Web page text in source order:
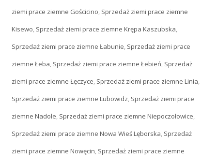
ziemi prace ziemne Gościcino, Sprzedaż ziemi prace ziemne
Kisewo, Sprzedaż ziemi prace ziemne Krępa Kaszubska,
Sprzedaż ziemi prace ziemne Łabunie, Sprzedaż ziemi prace
ziemne Łeba, Sprzedaż ziemi prace ziemne Łebień, Sprzedaż
ziemi prace ziemne Łęczyce, Sprzedaż ziemi prace ziemne Linia,
Sprzedaż ziemi prace ziemne Lubowidz, Sprzedaż ziemi prace
ziemne Nadole, Sprzedaż ziemi prace ziemne Niepoczołowice,
Sprzedaż ziemi prace ziemne Nowa Wieś Lęborska, Sprzedaż
ziemi prace ziemne Nowęcin, Sprzedaż ziemi prace ziemne